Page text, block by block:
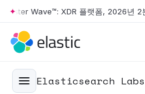
Skip to main content
Wave™: XDR 플랫폼, 2026년 2분기 •
Elasticsearch Labs